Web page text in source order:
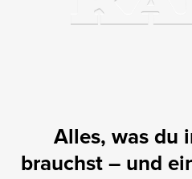
Alles, was du
brauchst – und